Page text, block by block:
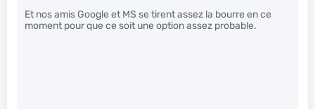
Et nos amis Google et MS se tirent assez la bourre en ce
moment pour que ce soit une option assez probable.